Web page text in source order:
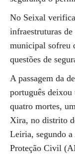
No Seixal
infraestruturas
municipal sofreu
questões de
A passagem da
português
quatro mortes,
Xira, no distrito
Leiria, segundo
Proteção Civil